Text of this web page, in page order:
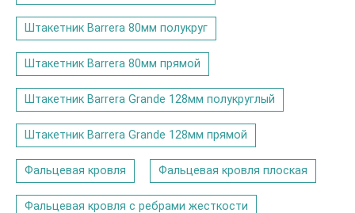
Штакетник Barrera 80мм полукруг
Штакетник Barrera 80мм прямой
Штакетник Barrera Grande 128мм полукруглый
Штакетник Barrera Grande 128мм прямой
Фальцевая кровля Фальцевая кровля плоская
Фальцевая кровля с ребрами жесткости